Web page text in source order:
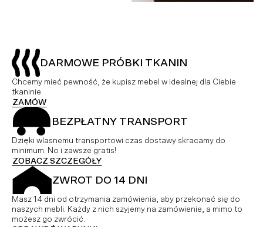
DARMOWE PRÓBKI TKANIN
Chcemy mieć pewność, że kupisz mebel w idealnej dla Ciebie
tkaninie.
ZAMÓW
BEZPŁATNY TRANSPORT
Dzięki wlasnemu transportowi czas dostawy skracamy do
minimum. No i zawsze gratis!
ZOBACZ SZCZEGÓŁY
ZWROT DO 14 DNI
Masz 14 dni od otrzymania zamówienia, aby przekonać się do
naszych mebli. Każdy z nich szyjemy na zamówienie, a mimo to
możesz go zwrócić.